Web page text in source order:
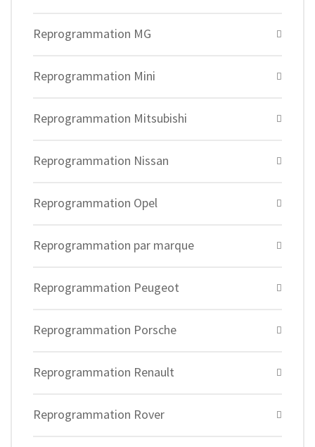
Reprogrammation MG
Reprogrammation Mini
Reprogrammation Mitsubishi
Reprogrammation Nissan
Reprogrammation Opel
Reprogrammation par marque
Reprogrammation Peugeot
Reprogrammation Porsche
Reprogrammation Renault
Reprogrammation Rover